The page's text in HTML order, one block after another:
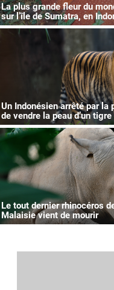
La plus grande fleur du
sur l’île de Sumatra, en
Un Indonésien arrêté par la
de vendre la peau d’un
Le tout dernier rhinocéros
Malaisie vient de mourir